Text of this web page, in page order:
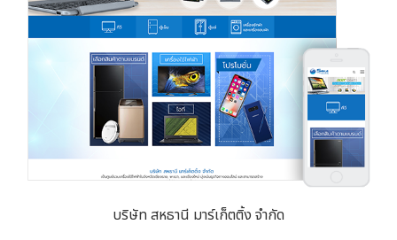
บริษัท สหธานี มาร์เก็ตติ้ง จำกัด